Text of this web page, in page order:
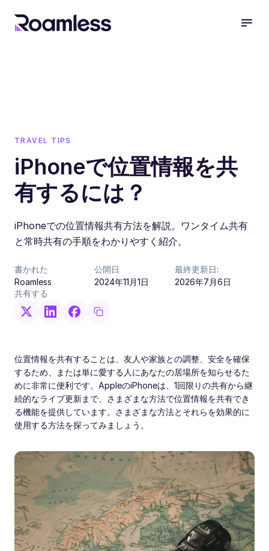
TRAVEL TIPS
iPhoneで位置情報を共
有するには？
iPhoneでの位置情報共有方法を解説。ワンタイム共有
と常時共有の手順をわかりやすく紹介。
書かれた
Roamless
公開日
2024年11月1日
最終更新日:
2026年7月6日
共有する
位置情報を共有することは、友人や家族との調整、安全を確保
するため、または単に愛する人にあなたの居場所を知らせるた
めに非常に便利です。AppleのiPhoneは、1回限りの共有から継
続的なライブ更新まで、さまざまな方法で位置情報を共有でき
る機能を提供しています。さまざまな方法とそれらを効果的に
使用する方法を探ってみましょう。